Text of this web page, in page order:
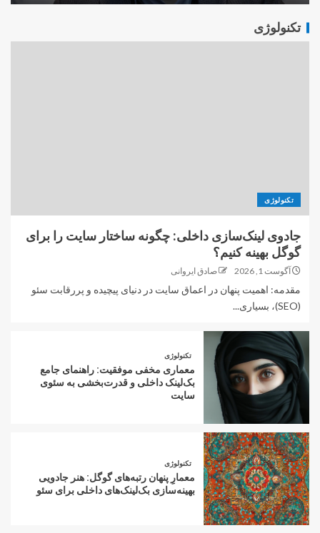
تکنولوژی
تکنولوژی
جادوی لینک‌سازی داخلی: چگونه ساختار سایت را برای
گوگل بهینه کنیم؟
آگوست 1, 2026 صادق ایروانی
مقدمه: اهمیت پنهان در اعماق سایت در دنیای پیچیده و پررقابت سئو
(SEO)، بسیاری...
تکنولوژی
معماری مخفی موفقیت: راهنمای جامع
بک‌لینک داخلی و قدرت‌بخشی به سئوی
سایت
تکنولوژی
معمارِ پنهان رتبه‌های گوگل: هنر جادویی
بهینه‌سازی بک‌لینک‌های داخلی برای سئو